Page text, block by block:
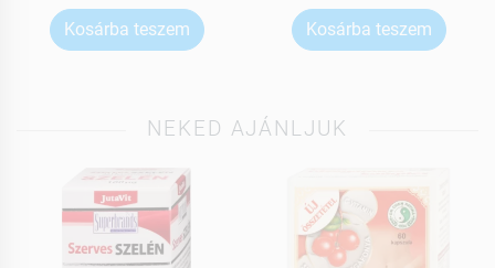
Kosárba teszem Kosárba teszem
NEKED AJÁNLJUK